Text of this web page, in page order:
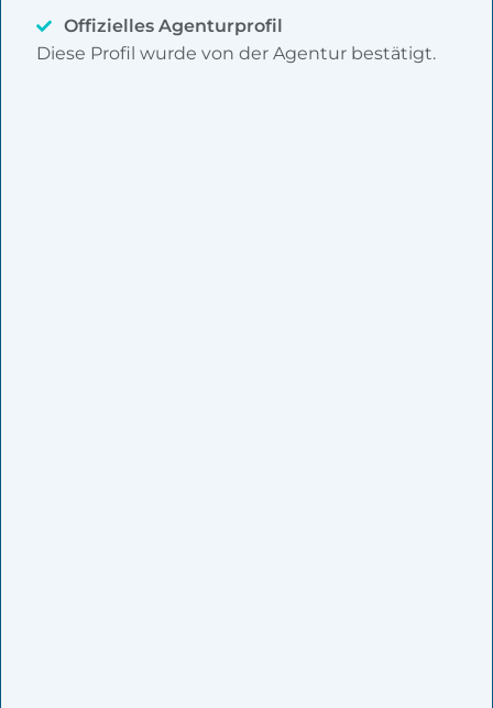
Offizielles Agenturprofil
Diese Profil wurde von der Agentur bestätigt.